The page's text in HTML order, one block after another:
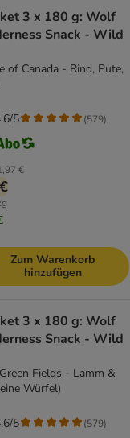
3 x 180 g: Wolf
Snack - Wild
of Canada - Rind, Pute,
€
5 (579)
Zum Warenkorb
hinzufügen
3 x 180 g: Wolf
Snack - Wild
Fields - Lamm &
Würfel)
5 (579)